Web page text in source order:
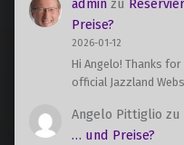
admin zu
Preise?
2026-01-12
Hi Angelo! Thanks
official Jazzland
Angelo Pittiglio zu
… und Preise?